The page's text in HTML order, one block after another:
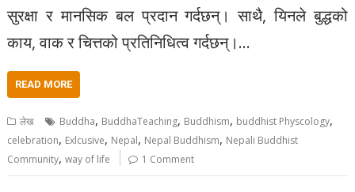
सुरक्षा र मानसिक बल प्रदान गर्दछन्। साथै, यिनले बुद्धको
काय, वाक र चित्तको प्रतिनिधित्व गर्दछन्।…
READ MORE
लेख Buddha, BuddhaTeaching, Buddhism, buddhist Physcology,
celebration, Exlcusive, Nepal, Nepal Buddhism, Nepali Buddhist
Community,way of life 1 Comment